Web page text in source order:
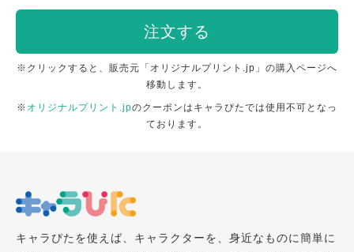
注文する
※クリックすると、販売元「オリジナルプリント.jp」の購入ページへ
移動します。
※ オリジナルプリント.jpのクーポンはキャラぴたでは使用不可となっ
ております。
キャラぴたを使えば、キャラクターを、身近なものに簡単に